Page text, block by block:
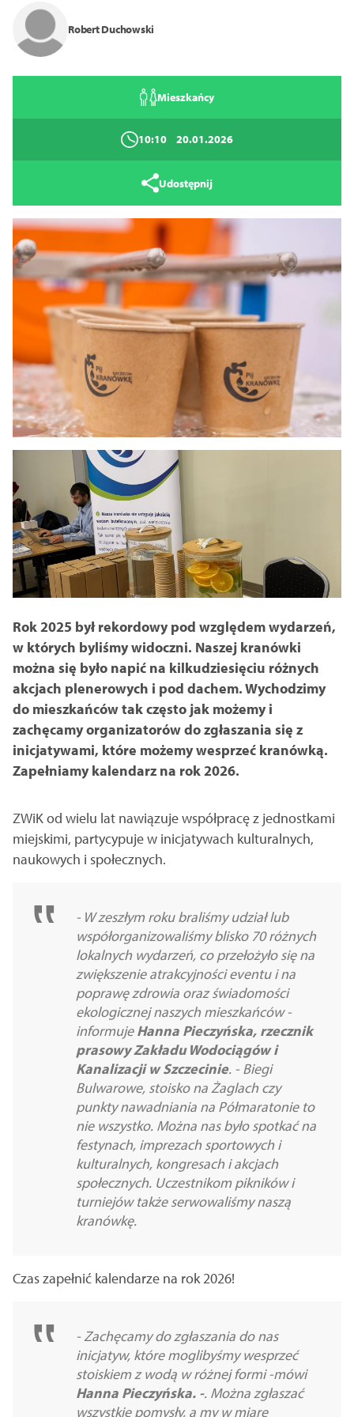
Robert Duchowski
Mieszkańcy
10:10 20.01.2026
Udostępnij
Rok 2025 był rekordowy pod względem wydarzeń,
w których byliśmy widoczni. Naszej kranówki
można się było napić na kilkudziesięciu różnych
akcjach plenerowych i pod dachem. Wychodzimy
do mieszkańców tak często jak możemy i
zachęcamy organizatorów do zgłaszania się z
inicjatywami, które możemy wesprzeć kranówką.
Zapełniamy kalendarz na rok 2026.
ZWiK od wielu lat nawiązuje współpracę z jednostkami
miejskimi, partycypuje w inicjatywach kulturalnych,
naukowych i społecznych.
- W zeszłym roku braliśmy udział lub
współorganizowaliśmy blisko 70 różnych
lokalnych wydarzeń, co przełożyło się na
zwiększenie atrakcyjności eventu i na
poprawę zdrowia oraz świadomości
ekologicznej naszych mieszkańców -
informujeHanna Pieczyńska, rzecznik
prasowy Zakładu Wodociągów i
Kanalizacji w Szczecinie. - Biegi
Bulwarowe, stoisko na Żaglach czy
punkty nawadniania na Półmaratonie to
nie wszystko. Można nas było spotkać na
festynach, imprezach sportowych i
kulturalnych, kongresach i akcjach
społecznych. Uczestnikom pikników i
turniejów także serwowaliśmy naszą
kranówkę.
Czas zapełnić kalendarze na rok 2026!
- Zachęcamy do zgłaszania do nas
inicjatyw, które moglibyśmy wesprzeć
stoiskiem z wodą w różnej formi -mówi
Hanna Pieczyńska. -. Można zgłaszać
wszystkie pomysły, a my w miarę